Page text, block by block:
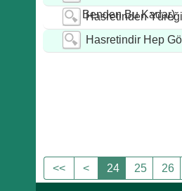
Benden Bu Kadar)
Hasretinden
Hasretindir Hep
<< < 24 25 26